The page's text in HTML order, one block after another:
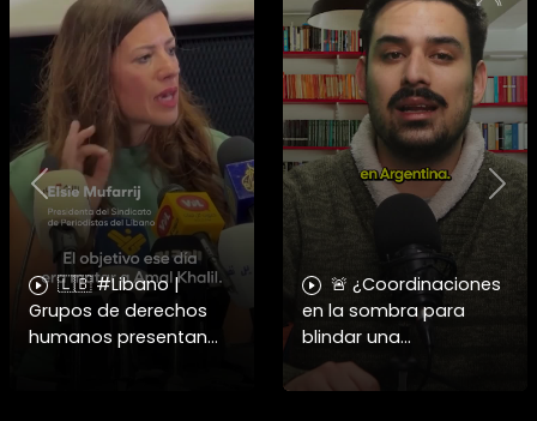
🇱🇧 #Libano |
Grupos de derechos
humanos presentan
🚨 ¿Coordinaciones
en la sombra para
blindar una
candidatura
presidencial? Nuevos
Previous